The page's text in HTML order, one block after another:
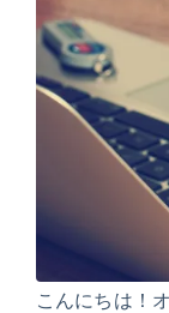
こんにちは！